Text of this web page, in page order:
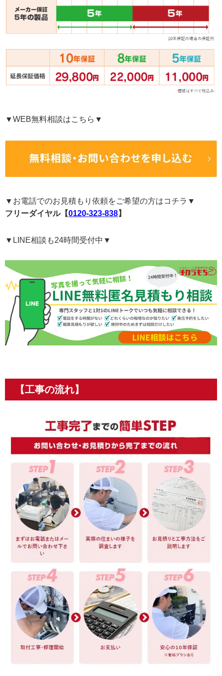
▼WEB無料相談はこちら▼
▼お電話でのお見積もり依頼をご希望の方はコチラ▼
フリーダイヤル【0120-323-838】
▼LINE相談も24時間受付中▼
【工事の流れ】